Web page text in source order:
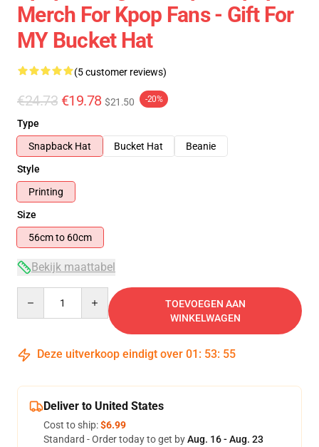
Merch For Kpop Fans - Gift For
MY Bucket Hat
(5 customer reviews)
€24.73 €19.78 $21.50 -20%
Type
Snapback Hat
Bucket Hat
Beanie
Style
Printing
Size
56cm to 60cm
Bekijk maattabel
TOEVOEGEN AAN
WINKELWAGEN
Deze uitverkoop eindigt over 01 : 53: 54
Deliver to United States
Cost to ship:$6.99
Standard - Order today to get byAug. 16 - Aug. 23